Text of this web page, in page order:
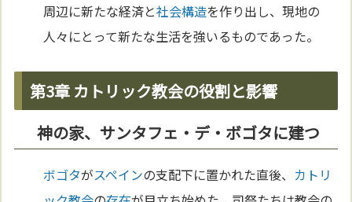
周辺に新たな経済と社会構造を作り出し、現地の
人々にとって新たな生活を強いるものであった。
第3章 カトリック教会の役割と影響
神の家、サンタフェ・デ・ボゴタに建つ
ボゴタがスペインの支配下に置かれた直後、 カトリ